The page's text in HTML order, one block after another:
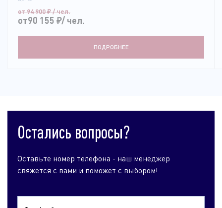
от 94 900₽/ чел.
от90 155 ₽/ чел.
ПОДРОБНЕЕ
Остались вопросы?
Оставьте номер телефона - наш менеджер
свяжется с вами и поможет с выбором!